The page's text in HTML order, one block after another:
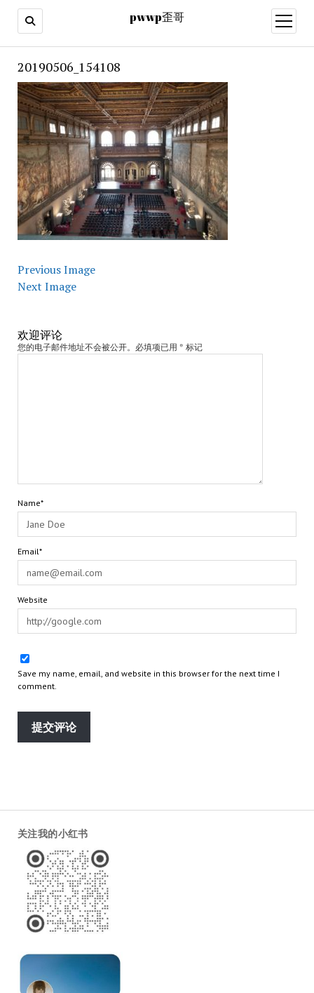
pwwp歪哥
open
menu
20190506_154108
Previous Image
Next Image
欢迎评论
您的电子邮件地址不会被公开。必填项已用 * 标记
Name*
Email*
Website
Save my name, email, and website in this browser for the next time I
comment.
关注我的小红书